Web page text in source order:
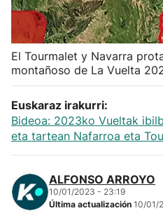
Balonmano
Kirolak 360
Atletismo
Carreras de montaña
"Helmuga"
El Tourmalet y Navarra
montañoso de La Vuelta
Euskaraz irakurri:
Bideoa: 2023ko Vueltak
eta tartean Nafarroa eta
ALFONSO ARROYO
10/01/2023 - 23:19
Última actualización 10/01/